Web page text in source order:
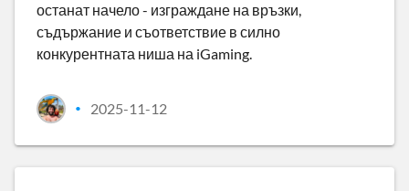
останат начело - изграждане на връзки,
съдържание и съответствие в силно
конкурентната ниша на iGaming.
• 2025-11-12